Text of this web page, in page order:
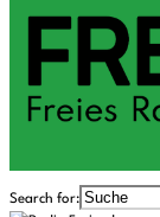
Search for: